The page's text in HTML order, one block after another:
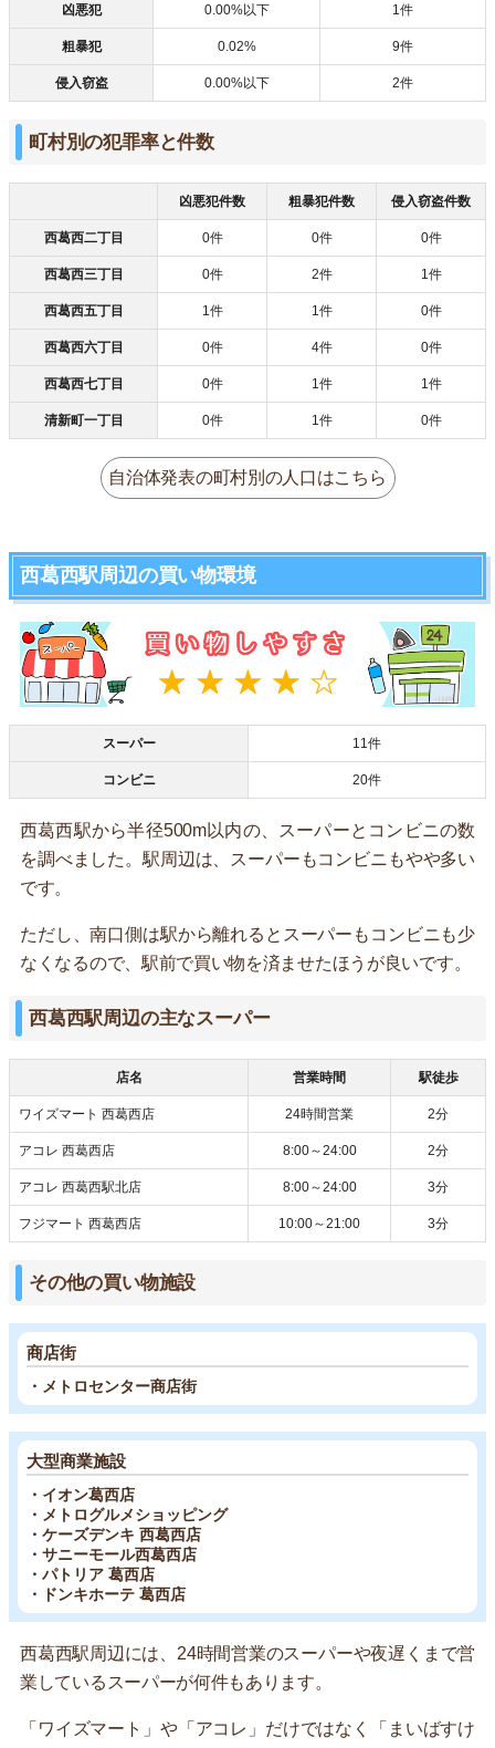
凶悪犯 0.00%以下 1件
粗暴犯 0.02% 9件
侵入窃盗 0.00%以下 2件
町村別の犯罪率と件数
凶悪犯件数 粗暴犯件数 侵入窃盗件数
西葛西二丁目 0件 0件 0件
西葛西三丁目 0件 2件 1件
西葛西五丁目 1件 1件 0件
西葛西六丁目 0件 4件 0件
西葛西七丁目 0件 1件 1件
清新町一丁目 0件 1件 0件
自治体発表の町村別の人口はこちら
西葛西駅周辺の買い物環境
スーパー 11件
コンビニ 20件
西葛西駅から半径500m以内の、スーパーとコンビニの数
を調べました。駅周辺は、スーパーもコンビニもやや多い
です。
ただし、南口側は駅から離れるとスーパーもコンビニも少
なくなるので、駅前で買い物を済ませたほうが良いです。
西葛西駅周辺の主なスーパー
店名 営業時間 駅徒歩
ワイズマート 西葛西店 24時間営業 2分
アコレ 西葛西店 8:00～24:00 2分
アコレ 西葛西駅北店 8:00～24:00 3分
フジマート 西葛西店 10:00～21:00 3分
その他の買い物施設
商店街
・メトロセンター商店街
大型商業施設
・イオン葛西店
・メトログルメショッピング
・ケーズデンキ 西葛西店
・サニーモール西葛西店
・パトリア 葛西店
・ドンキホーテ 葛西店
西葛西駅周辺には、24時間営業のスーパーや夜遅くまで営
業しているスーパーが何件もあります。
「ワイズマート」や「アコレ」だけではなく「まいばすけ